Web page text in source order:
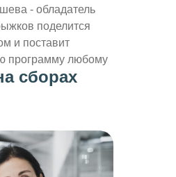
- обладатель
поделится
и поставит
программу любому
сборах